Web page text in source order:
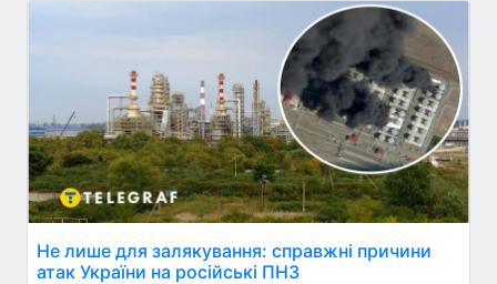
Не лише для залякування: справжні причини
атак України на російські ПНЗ